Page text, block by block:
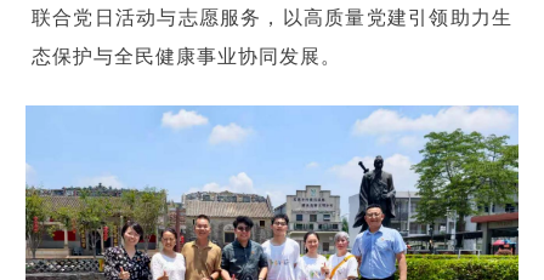
联合党日活动与志愿服务，以高质量党建引领助力生
态保护与全民健康事业协同发展。